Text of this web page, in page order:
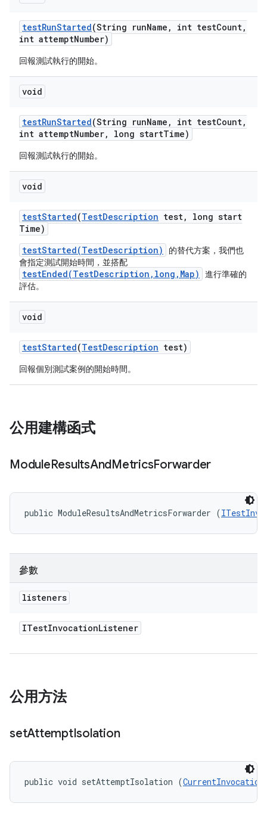
testRunStarted(String runName , int testCount,
int attemptNumber)
回報測試執行的開始。
void
testRunStarted(String runName , int testCount,
int attemptNumber, long startTime)
回報測試執行的開始。
void
testStarted(TestDescription test,
long start
Time)
testStarted(TestDescription)
的替代方案，我們也
會指定測試開始時間，並搭配
testEnded(TestDescription,long,Map)
進行準確的
評估。
void
testStarted(TestDescription test)
回報個別測試案例的開始時間。
公用建構函式
ModuleResultsAndMetricsForwarder
public ModuleResultsAndMetricsForwarder (
參數
listeners
ITestInvocationListener
公用方法
setAttemptIsolation
public void setAttemptIsolation (